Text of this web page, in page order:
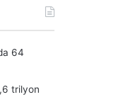
64
trilyon